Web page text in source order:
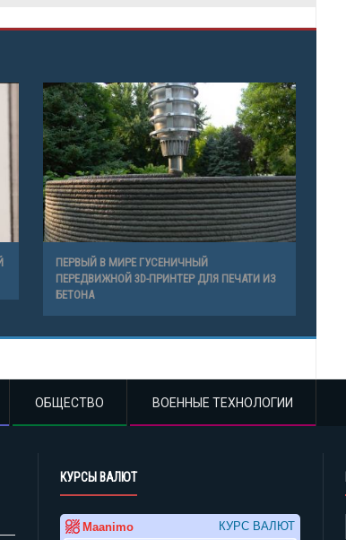
ПЕРВЫЙ В МИРЕ ГУСЕНИЧНЫЙ
ПЕРЕДВИЖНОЙ 3D-ПРИНТЕР ДЛЯ ПЕЧАТИ ИЗ
БЕТОНА
ОБЩЕСТВО ВОЕННЫЕ ТЕХНОЛОГИИ
КУРСЫ ВАЛЮТ